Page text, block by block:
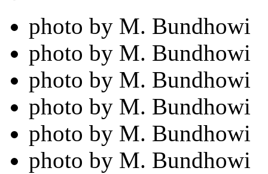
photo by M. Bundhowi
photo by M. Bundhowi
photo by M. Bundhowi
photo by M. Bundhowi
photo by M. Bundhowi
photo by M. Bundhowi